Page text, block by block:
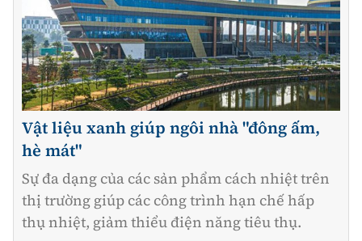
Vật liệu xanh giúp ngôi nhà "đông ấm,
hè mát"
Sự đa dạng của các sản phẩm cách nhiệt trên
thị trường giúp các công trình hạn chế hấp
thụ nhiệt, giảm thiểu điện năng tiêu thụ.